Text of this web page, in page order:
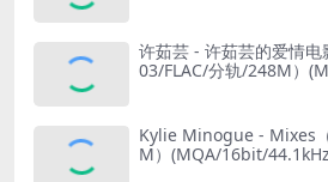
许茹芸 - 许茹芸的爱情
03/FLAC/分轨/248M）
Kylie Minogue - Mixes
M）(MQA/16bit/